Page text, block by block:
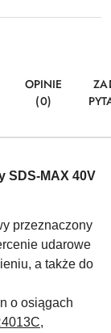
OPINIE
(0)
SDS-MAX 40V
przeznaczony
udarowe
a także do
o osiągach
,